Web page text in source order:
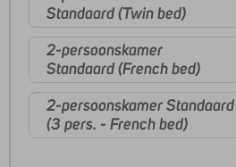
Standaard (Twin bed)
2-persoonskamer
Standaard (French bed)
2-persoonskamer Standaard
(3 pers. - French bed)